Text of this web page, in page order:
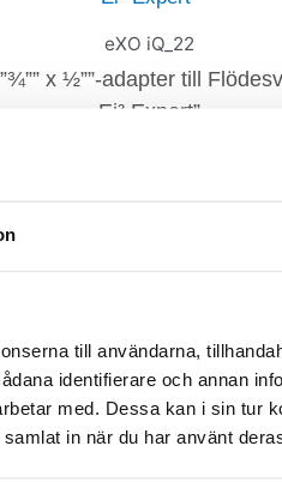
till användarna,
identifierare och annan
med. Dessa kan i sin tur
in när du har använt
eXO iQ_22
x ½””-adapter till
Ei² Expert”